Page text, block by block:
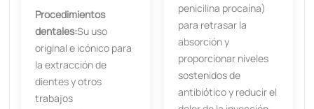
Procedimientos
dentales:Su uso
original e icónico para
la extracción de
dientes y otros
trabajos
penicilina procaína)
para retrasar la
absorción y
proporcionar niveles
sostenidos de
antibiótico y reducir el